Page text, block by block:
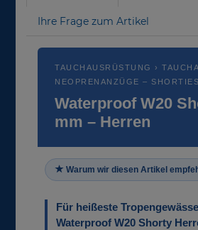
Ihre Frage zum Artikel
TAUCHAUSRÜSTUNG ›
NEOPRENANZÜGE – SHORTIES
Waterproof W20
mm – Herren
Warum wir diesen Artikel
Für heißeste
Waterproof W20 Shorty